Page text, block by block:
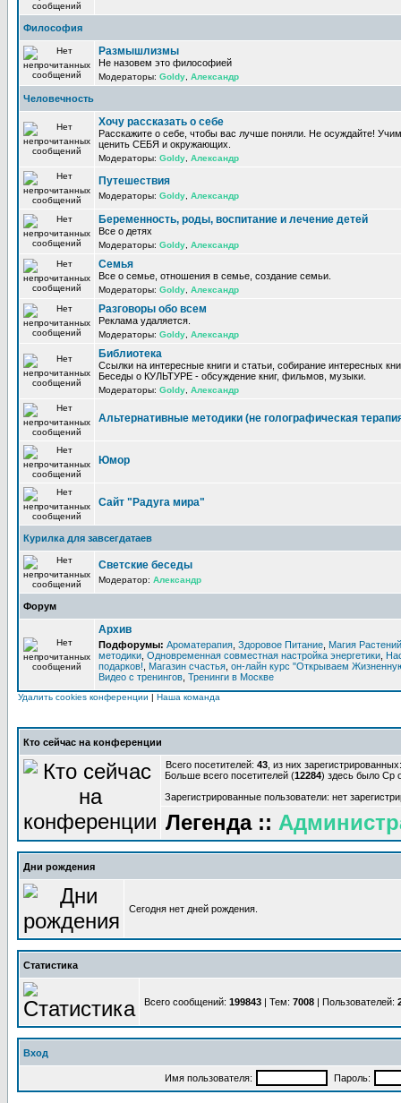
Философия
Размышлизмы
Не назовем это философией
Модераторы: Goldy Александр
Человечность
Хочу рассказать о себе
Расскажите о себе, чтобы вас лучше поняли. Не осуждайте!
ценить СЕБЯ и окружающих.
Модераторы: Goldy Александр
Путешествия
Модераторы: Goldy Александр
Беременность, роды, воспитание и лечение детей
Все о детях
Модераторы: Goldy Александр
Семья
Все о семье, отношения в семье, создание семьи.
Модераторы: Goldy Александр
Разговоры обо всем
Реклама удаляется.
Модераторы: Goldy Александр
Библиотека
Ссылки на интересные книги и статьи, собирание интересных
Беседы о КУЛЬТУРЕ - обсуждение книг, фильмов, музыки.
Модераторы: Goldy Александр
Альтернативные методики (не голографическая
Юмор
Сайт "Радуга мира"
Курилка для завсегдатаев
Светские беседы
Модератор: Александр
Форум
Архив
Подфорумы: Ароматерапия Здоровое Питание Магия Растений
методики Одновременная совместная настройка энергетики
подарков!
Магазин счастья он-лайн курс "Открываем
Видео с тренингов Тренинги в Москве
Удалить cookies конференции | Наша команда
Кто сейчас на конференции
Всего посетителей: 43 , из них
Больше всего посетителей (12284) здесь было Ср
Зарегистрированные пользователи: нет
Легенда ::
Дни рождения
Сегодня нет дней рождения.
Статистика
Всего сообщений: 199843 | Тем: 7008 | Пользователей:
Вход
Имя пользователя: Пароль: